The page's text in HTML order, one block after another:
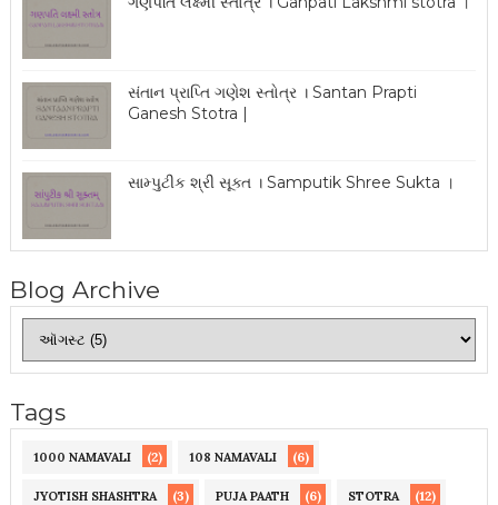
સંતાન પ્રાપ્તિ ગણેશ સ્તોત્ર । Santan Prapti
Ganesh Stotra |
સામ્પુટીક શ્રી સૂક્ત । Samputik Shree Sukta ।
Blog Archive
Tags
1000 NAMAVALI (2) 108 NAMAVALI (6)
JYOTISH SHASHTRA (3) PUJA PAATH (6) STOTRA (12)